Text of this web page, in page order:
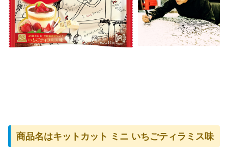
商品名はキットカット ミニ いちごティラミス味